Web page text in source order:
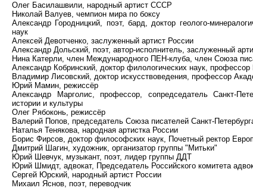
Олег Басилашвили, народный артист СССР
Николай Валуев, чемпион мира по боксу
Александр Городницкий, поэт, бард, доктор геолого-
наук
Алексей Девотченко, заслуженный артист России
Александр Дольский, поэт, автор-исполнитель, заслуженный
Нина Катерли, член Международного ПЕН-клуба, член Союза
Александр Кобринский, доктор филологических наук,
Владимир Лисовский, доктор искусствоведения, профессор
Юрий Мамин, режиссёр
Александр Марголис, профессор, сопредседатель Санкт-
истории и культуры
Олег Рябоконь, режиссёр
Валерий Попов, председатель Союза писателей Санкт-
Наталья Тенякова, народная артистка России
Борис Фирсов, доктор философских наук, Почетный ректор
Дмитрий Шагин, художник, организатор группы "Митьки"
Юрий Шевчук, музыкант, поэт, лидер группы ДДТ
Юрий Шмидт, адвокат, Председатель Российского комитета
Сергей Юрский, народный артист России
Михаил Яснов, поэт, переводчик